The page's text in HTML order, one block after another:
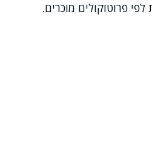
פרוטוקולים מוכרים.